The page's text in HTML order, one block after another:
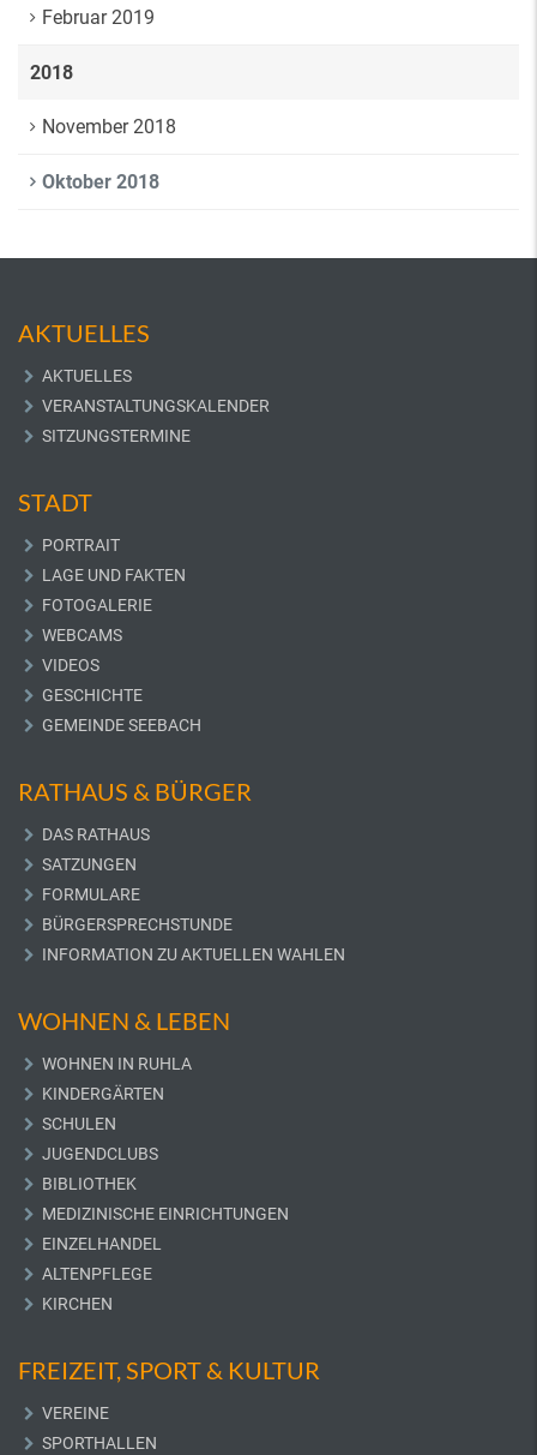
Februar 2019
2018
November 2018
Oktober 2018
AKTUELLES
AKTUELLES
VERANSTALTUNGSKALENDER
SITZUNGSTERMINE
STADT
PORTRAIT
LAGE UND FAKTEN
FOTOGALERIE
WEBCAMS
VIDEOS
GESCHICHTE
GEMEINDE SEEBACH
RATHAUS & BÜRGER
DAS RATHAUS
SATZUNGEN
FORMULARE
BÜRGERSPRECHSTUNDE
INFORMATION ZU AKTUELLEN WAHLEN
WOHNEN & LEBEN
WOHNEN IN RUHLA
KINDERGÄRTEN
SCHULEN
JUGENDCLUBS
BIBLIOTHEK
MEDIZINISCHE EINRICHTUNGEN
EINZELHANDEL
ALTENPFLEGE
KIRCHEN
FREIZEIT, SPORT & KULTUR
VEREINE
SPORTHALLEN